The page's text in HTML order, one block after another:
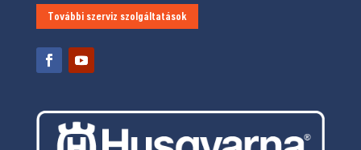
További szerviz szolgáltatások